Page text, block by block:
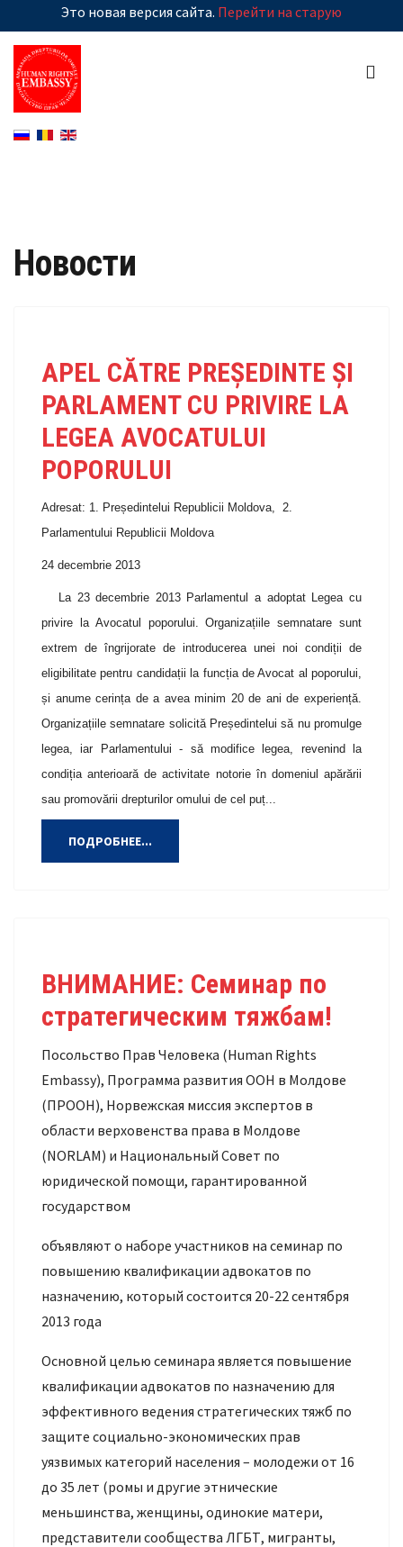
Это новая версия сайта. Перейти на старую
Новости
APEL CĂTRE PREȘEDINTE ȘI
PARLAMENT CU PRIVIRE LA
LEGEA AVOCATULUI
POPORULUI
Adresat: 1. Președintelui Republicii Moldova, 2.
Parlamentului Republicii Moldova
24 decembrie 2013
La 23 decembrie 2013 Parlamentul a adoptat Legea cu
privire la Avocatul poporului. Organizațiile semnatare sunt
extrem de îngrijorate de introducerea unei noi condiții de
eligibilitate pentru candidații la funcția de Avocat al poporului,
și anume cerința de a avea minim 20 de ani de experiență.
Organizațiile semnatare solicită Președintelui să nu promulge
legea, iar Parlamentului - să modifice legea, revenind la
condiția anterioară de activitate notorie în domeniul apărării
sau promovării drepturilor omului de cel puț...
ПОДРОБНЕЕ...
ВНИМАНИЕ: Семинар по
стратегическим тяжбам!
Посольство Прав Человека (Human Rights
Embassy), Программа развития ООН в Молдове
(ПРООН), Норвежская миссия экспертов в
области верховенства права в Молдове
(NORLAM) и Национальный Совет по
юридической помощи, гарантированной
государством
объявляют о наборе участников на семинар по
повышению квалификации адвокатов по
назначению, который состоится 20-22 сентября
2013 года
Основной целью семинара является повышение
квалификации адвокатов по назначению для
эффективного ведения стратегических тяжб по
защите социально-экономических прав
уязвимых категорий населения – молодежи от 16
до 35 лет (ромы и другие этнические
меньшинства, женщины, одинокие матери,
представители сообщества ЛГБТ, мигранты,